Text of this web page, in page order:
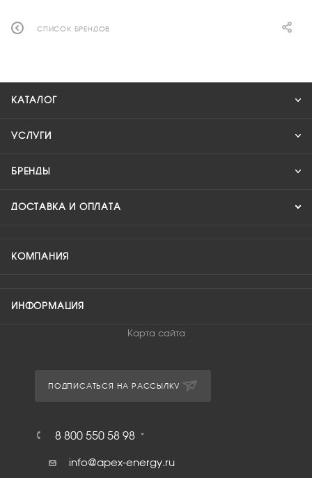
СПИСОК БРЕНДОВ
КАТАЛОГ
УСЛУГИ
БРЕНДЫ
ДОСТАВКА И ОПЛАТА
КОМПАНИЯ
ИНФОРМАЦИЯ
Карта сайта
ПОДПИСАТЬСЯ НА РАССЫЛКУ
8 800 550 58 98
info@apex-energy.ru